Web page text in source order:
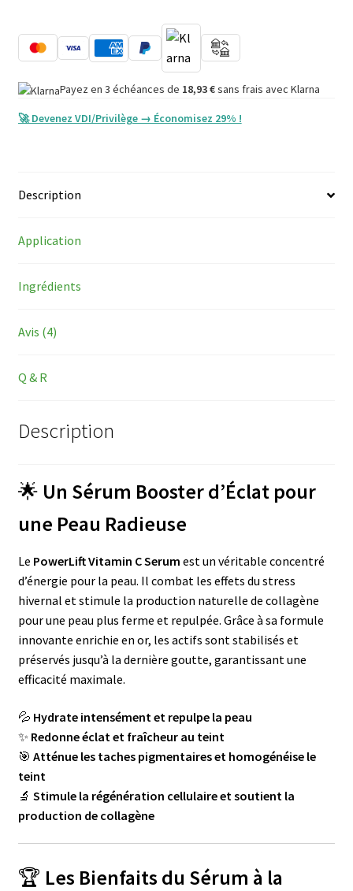
Serum
avec
effet
illuminant
Payez en 3 échéances de 18,93€sans frais avec Klarna
🚀 Devenez VDI/Privilège → Économisez 29% !
Description
Application
Ingrédients
Avis (4)
Q & R
Description
🌟 Un Sérum Booster d’Éclat pour
une Peau Radieuse
Le PowerLift Vitamin C Serum est un véritable concentré
d’énergie pour la peau. Il combat les effets du stress
hivernal et stimule la production naturelle de collagène
pour une peau plus ferme et repulpée. Grâce à sa formule
innovante enrichie en or, les actifs sont stabilisés et
préservés jusqu’à la dernière goutte, garantissant une
efficacité maximale.
💦 Hydrate intensément et repulpe la peau
✨ Redonne éclat et fraîcheur au teint
🎯 Atténue les taches pigmentaires et homogénéise le
teint
🔬 Stimule la régénération cellulaire et soutient la
production de collagène
🏆 Les Bienfaits du Sérum à la